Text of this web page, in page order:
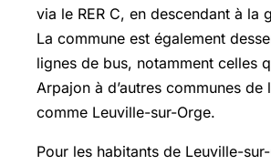
via le RER C, en descendant à la
La commune est également
lignes de bus, notamment celles
Arpajon à d’autres communes de
comme Leuville-sur-Orge.
Pour les habitants de Leuville-